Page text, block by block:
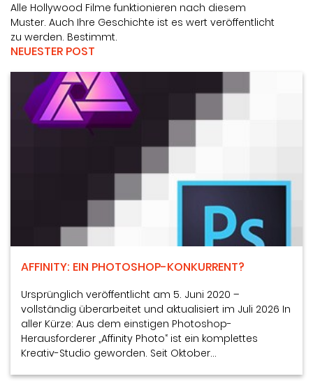
Alle Hollywood Filme funktionieren nach diesem
Muster. Auch Ihre Geschichte ist es wert veröffentlicht
zu werden. Bestimmt.
NEUESTER POST
AFFINITY: EIN PHOTOSHOP-KONKURRENT?
Ursprünglich veröffentlicht am 5. Juni 2020 –
vollständig überarbeitet und aktualisiert im Juli 2026 In
aller Kürze: Aus dem einstigen Photoshop-
Herausforderer „Affinity Photo“ ist ein komplettes
Kreativ-Studio geworden. Seit Oktober…